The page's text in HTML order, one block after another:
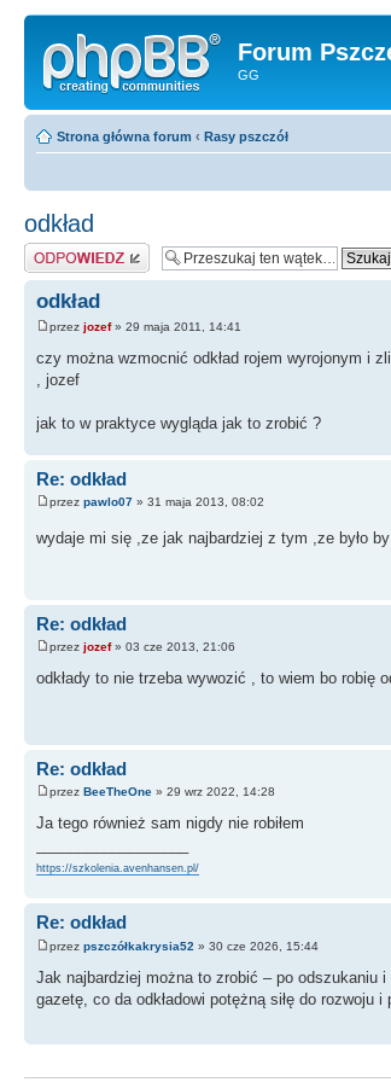
Forum
GG
Strona główna forum ‹ Rasy pszczół
odkład
Odpowiedz
odkład
przez jozef» 29 maja 2011, 14:41
czy można wzmocnić odkład rojem wyrojonym i
, jozef
jak to w praktyce wygląda jak to zrobić ?
Re: odkład
przez pawlo07 » 31 maja 2013, 08:02
wydaje mi się ,ze jak najbardziej z tym ,ze było
Re: odkład
przez jozef» 03 cze 2013, 21:06
odkłady to nie trzeba wywozić , to wiem bo robię
Re: odkład
przez BeeTheOne » 29 wrz 2022, 14:28
Ja tego również sam nigdy nie robiłem
https://szkolenia.avenhansen.pl/
Re: odkład
przez pszczółkakrysia52 » 30 cze 2026, 15:44
Jak najbardziej można to zrobić – po odszukaniu
gazetę, co da odkładowi potężną siłę do rozwoju i